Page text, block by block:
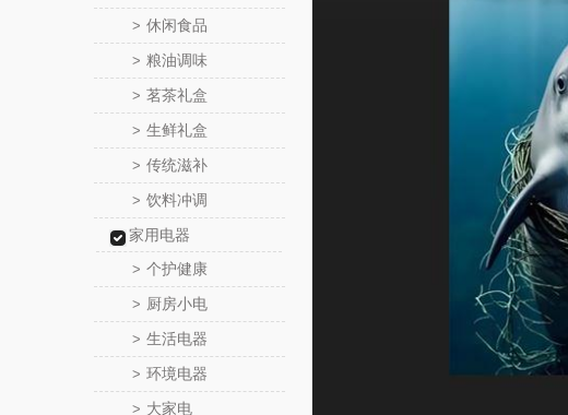
> 休闲食品
> 粮油调味
> 茗茶礼盒
> 生鲜礼盒
> 传统滋补
> 饮料冲调
家用电器
> 个护健康
> 厨房小电
> 生活电器
> 环境电器
> 大家电